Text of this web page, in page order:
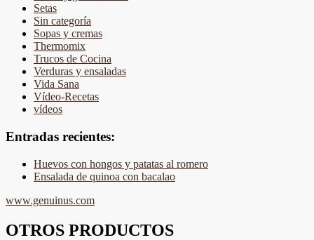
Setas
Sin categoría
Sopas y cremas
Thermomix
Trucos de Cocina
Verduras y ensaladas
Vida Sana
Vídeo-Recetas
vídeos
Entradas recientes:
Huevos con hongos y patatas al romero
Ensalada de quinoa con bacalao
www.genuinus.com
OTROS PRODUCTOS